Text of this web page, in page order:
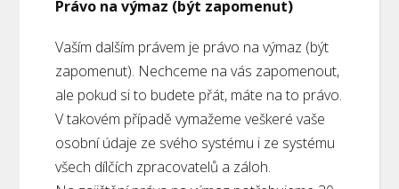
Právo na výmaz (být zapomenut)
Vaším dalším právem je právo na výmaz (být
zapomenut). Nechceme na vás zapomenout,
ale pokud si to budete přát, máte na to právo.
V takovém případě vymažeme veškeré vaše
osobní údaje ze svého systému i ze systému
všech dílčích zpracovatelů a záloh.